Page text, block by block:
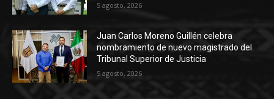
5 agosto, 2026
Juan Carlos Moreno Guillén celebra
nombramiento de nuevo magistrado del
Tribunal Superior de Justicia
5 agosto, 2026